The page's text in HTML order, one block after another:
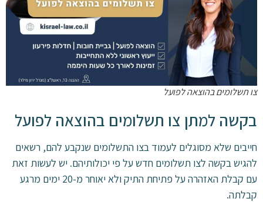
צו תשלומים בהוצאה לפועל
בקשה למתן צו תשלומים בהוצאה לפועל
חייבים שלא מסוגלים לעמוד בצו התשלומים שנקבע להם, רשאים
להגיש בקשה לצו תשלומים חדש על פי יכולותיהם. יש לעשות זאת
עם קבלת האזהרה על פתיחת התיק ולא יאוחר מ-20 ימים מרגע
קבלתה.